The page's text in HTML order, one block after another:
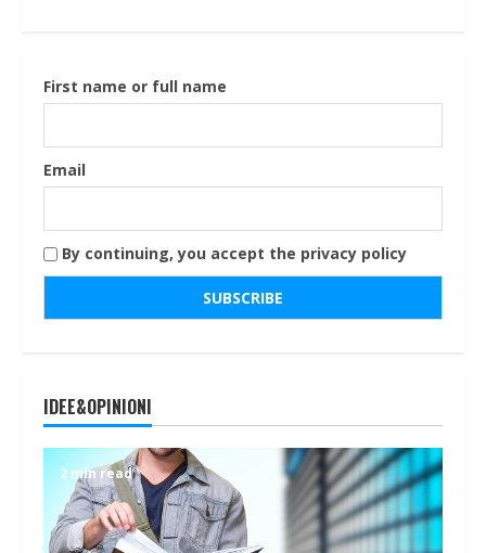
First name or full name
Email
By continuing, you accept the privacy policy
IDEE&OPINIONI
2 min read